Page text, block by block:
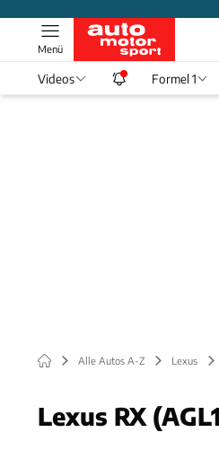
Menü
Videos Formel 1
Alle Autos A-Z Lexus
Lexus RX